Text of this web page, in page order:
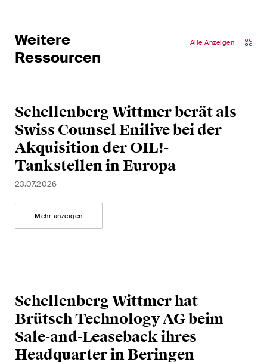
Weitere
Ressourcen
Alle Anzeigen
Schellenberg Wittmer berät als
Swiss Counsel Enilive bei der
Akquisition der OIL!-
Tankstellen in Europa
23.07.2026
Mehr anzeigen
Schellenberg Wittmer hat
Brütsch Technology AG beim
Sale-and-Leaseback ihres
Headquarter in Beringen